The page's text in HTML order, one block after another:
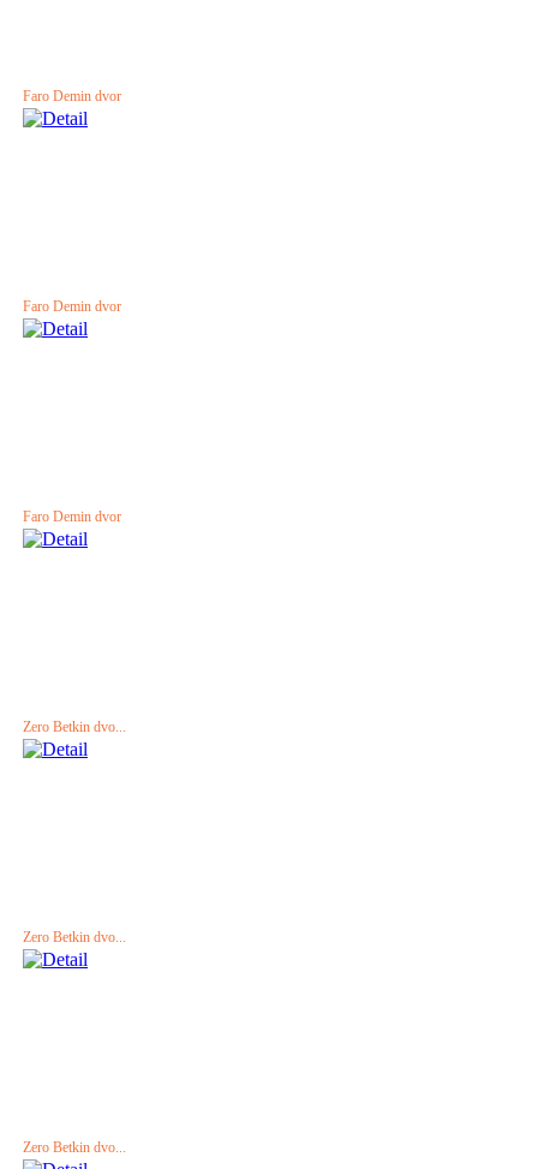
Faro Demin dvor
Faro Demin dvor
Faro Demin dvor
Zero Betkin dvo...
Zero Betkin dvo...
Zero Betkin dvo...